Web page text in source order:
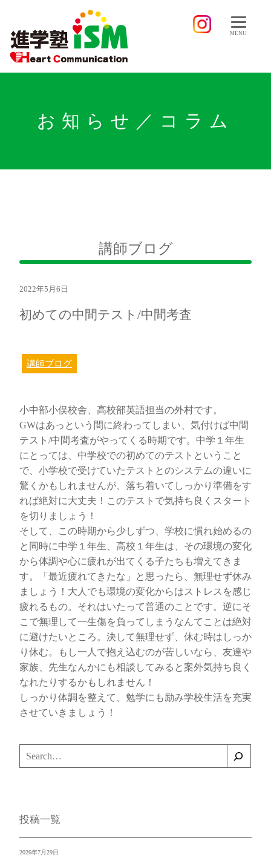
MENU
お知らせ／コラム
講師ブログ
2022年5月6日
初めての中間テスト/中間考査
講師ブログ
小中部小俣校舎、高校部英語担当の外村です。
GWはあっという間に終わってしまい、気付けば中間
テスト/中間考査がやってくる時期です。中学１年生
にとっては、中学校での初めてのテストということ
で、小学校で受けていたテストとのシステムの違いに
驚くかもしれませんが、落ち着いてしっかり準備をす
れば絶対に大丈夫！このテストで気持ち良くスタート
を切りましょう！
そして、この時期から少しずつ、学校に慣れ始めるの
と同時に中学１年生、高校１年生は、その環境の変化
から体調や心に疲れが出てくる子たちも増えてきま
す。「最近疲れてきたな」と思ったら、無理せず休み
ましょう！大人でも環境の変化からはストレスを感じ
疲れるもの。それはいたって普通のことです。逆にそ
こで無理して一生傷を負ってしまうなんてことは絶対
に避けたいところ。決して無理せず、休む時はしっか
り休む。もし一人で抱え込むのが苦しいなら、友達や
家族、先生なんかにも相談してみると案外気持ち良く
なれたりするかもしれません！
しっかり体調を整えて、勉学にも励み学校生活を充実
させていきましょう！
検
索
投稿一覧
2026年7月29日